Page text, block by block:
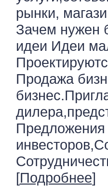
рынки,
Зачем нужен
идеи Идеи
Продажа
Предложения
[Подробнее]